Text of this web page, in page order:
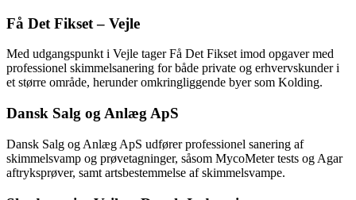
Få Det Fikset – Vejle
Med udgangspunkt i Vejle tager Få Det Fikset imod opgaver med
professionel skimmelsanering for både private og erhvervskunder i
et større område, herunder omkringliggende byer som Kolding.
Dansk Salg og Anlæg ApS
Dansk Salg og Anlæg ApS udfører professionel sanering af
skimmelsvamp og prøvetagninger, såsom MycoMeter tests og Agar
aftryksprøver, samt artsbestemmelse af skimmelsvampe.